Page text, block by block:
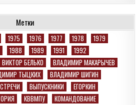
Метки
1975 1976 1977 1978
1979
1988 1989 1991
1992
ВИКТОР БЕЛЬКО
ВЛАДИМИР МАКАРЫЧЕВ
ТЫЦКИХ
ВЛАДИМИР ШИГИН
ВЫПУСКНИКИ
ЕГОРКИН
КВВМПУ
КОМАНДОВАНИЕ